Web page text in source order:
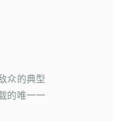
众的典型
的唯一一